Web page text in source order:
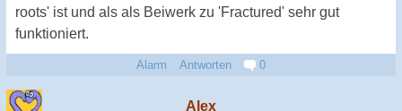
roots' ist und als als Beiwerk zu 'Fractured' sehr gut
funktioniert.
Alarm Antworten 0
Alex